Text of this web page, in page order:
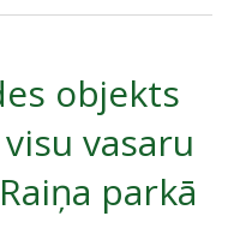
LĪDZDALĪBA
objekts
vasaru
parkā